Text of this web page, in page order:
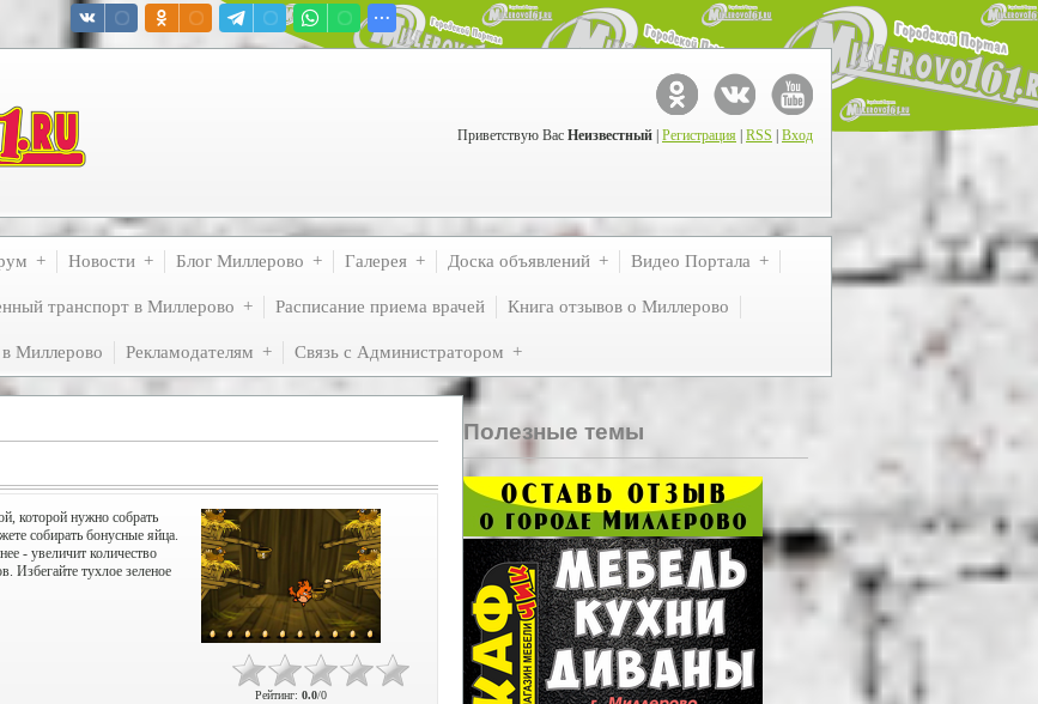
Приветствую Вас Неизвестный Регистрация RSS Вход
Новости Блог Миллерово Галерея Доска объявлений Видео Портала
транспорт в Миллерово Расписание приема врачей Книга отзывов о Миллерово
Миллерово Рекламодателям Связь с Администратором
которой нужно собрать
собирать бонусные яйца.
- увеличит количество
Избегайте тухлое зеленое
Рейтинг: 0.0/0
Полезные темы